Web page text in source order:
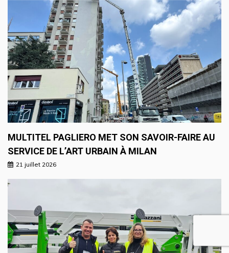
MULTITEL PAGLIERO MET SON SAVOIR-FAIRE AU
SERVICE DE L’ART URBAIN À MILAN
21 juillet 2026